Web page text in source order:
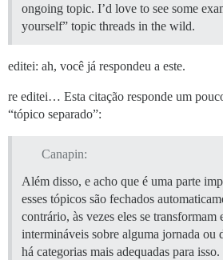
ongoing topic. I’d love to see some
yourself” topic threads in the wild.
editei: ah, você já respondeu a este.
re editei… Esta citação responde um
“tópico separado”:
Canapin:
Além disso, e acho que é uma parte
esses tópicos são fechados
contrário, às vezes eles se transformam
intermináveis sobre alguma jornada ou
há categorias mais adequadas para isso.